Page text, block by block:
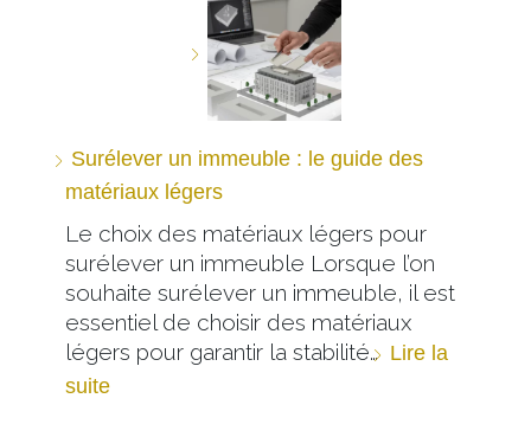
Surélever un immeuble : le guide des
matériaux légers
Le choix des matériaux légers pour
surélever un immeuble Lorsque l’on
souhaite surélever un immeuble, il est
essentiel de choisir des matériaux
légers pour garantir la stabilité… Lire la
suite